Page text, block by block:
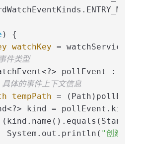
) {
watchKey =
件类型
pollEvent :
体的事件上下文信息
tempPath =
kind =
System.out.println(
"创建了一